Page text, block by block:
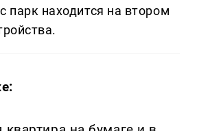
парк находится на втором